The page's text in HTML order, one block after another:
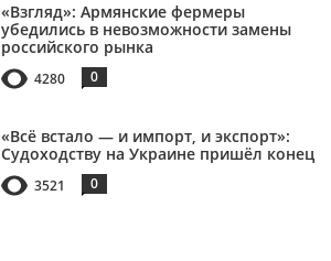
«Взгляд»: Армянские фермеры
убедились в невозможности замены
российского рынка
4280 0
«Всё встало — и импорт, и экспорт»:
Судоходству на Украине пришёл конец
3521 0